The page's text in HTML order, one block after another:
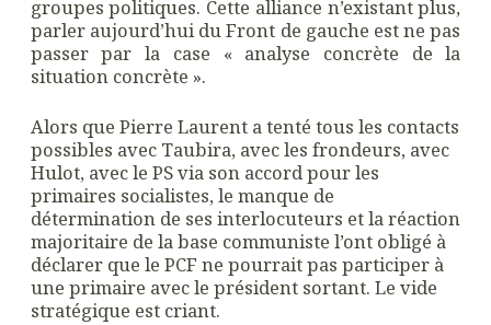
groupes politiques. Cette alliance n’existant plus,
parler aujourd’hui du Front de gauche est ne pas
passer par la case « analyse concrète de la
situation concrète ».
Alors que Pierre Laurent a tenté tous les contacts
possibles avec Taubira, avec les frondeurs, avec
Hulot, avec le PS via son accord pour les
primaires socialistes, le manque de
détermination de ses interlocuteurs et la réaction
majoritaire de la base communiste l’ont obligé à
déclarer que le PCF ne pourrait pas participer à
une primaire avec le président sortant. Le vide
stratégique est criant.